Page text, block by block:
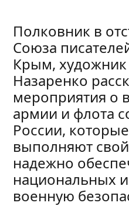
Полковник в
Союза
Крым,
Назаренко
мероприятия о
армии и флота
России,
выполняют
надежно
национальных
военную